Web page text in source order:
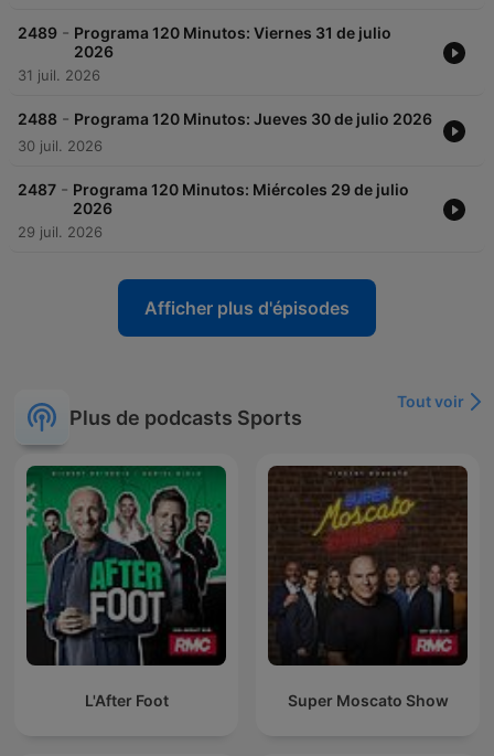
2489 - Programa 120 Minutos: Viernes 31 de julio
2026
31 juil. 2026
2488 - Programa 120 Minutos: Jueves 30 de julio 2026
30 juil. 2026
2487 - Programa 120 Minutos: Miércoles 29 de julio
2026
29 juil. 2026
Afficher plus d'épisodes
Plus de podcasts Sports
Tout voir
L'After Foot Super Moscato Show